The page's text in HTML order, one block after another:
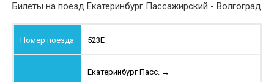
Билеты на поезд Екатеринбург Пассажирский - Волгоград
523Е
Екатеринбург Пасс. →